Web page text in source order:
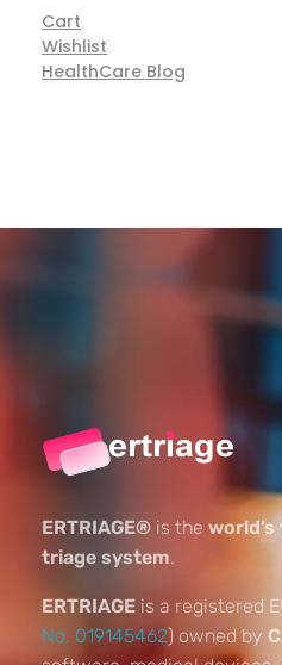
Cart
Wishlist
HealthCare Blog
ERTRIAGE® is the
triage system.
ERTRIAGE is a registered
No. 019145462) owned by